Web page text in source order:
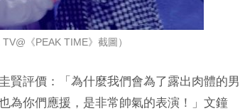
TV@《PEAK TIME》截圖）
賢評價：「為什麼我們會為了露出肉體的男
為你們應援，是非常帥氣的表演！」文鐘